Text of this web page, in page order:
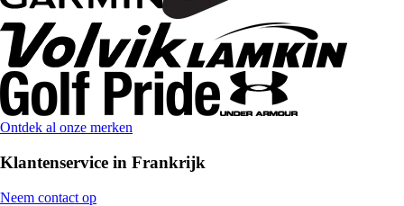
Ontdek al onze merken
Klantenservice in Frankrijk
Neem contact op